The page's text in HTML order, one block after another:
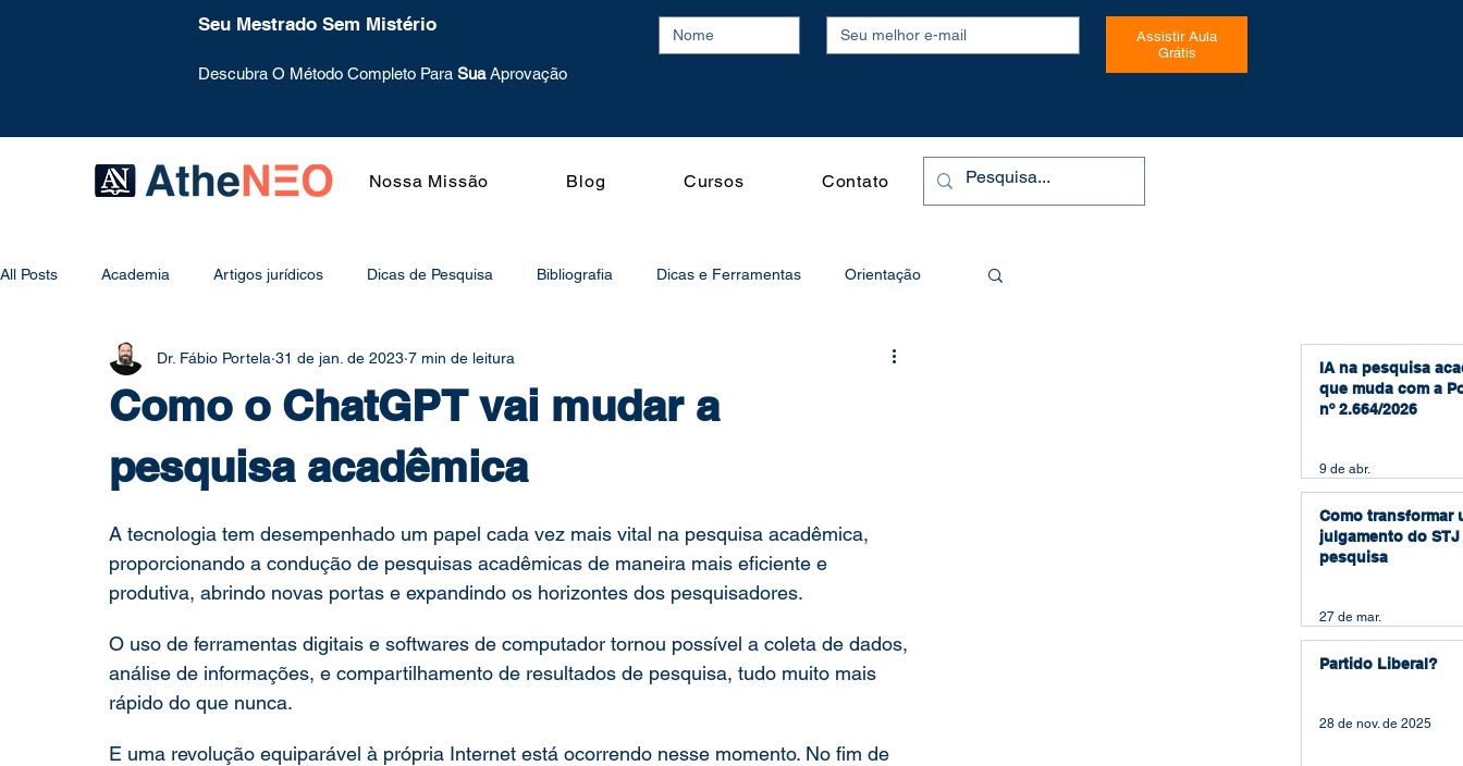
Seu Mestrado Sem Mistério
Descubra O Método Completo Para SuaAprovação
Assistir Aula
Grátis
Nossa Missão Blog Cursos Contato
All Posts Academia Artigos jurídicos Dicas de Pesquisa Bibliografia Dicas e Ferramentas Orientação
Mentoring Mural Metodologia Método de Estudo
Projeto de Pesquisa Redação
Pesquisa Acadêmica Direito e Tecnologia pós-graduação Mestrado Doutorado
Como o ChatGPT vai mudar a
pesquisa acadêmica
Dr. Fábio Portela 31 de jan. de 2023 7 min de leitura
A tecnologia tem desempenhado um papel cada vez mais vital na pesquisa acadêmica,
proporcionando a condução de pesquisas acadêmicas de maneira mais eficiente e
produtiva, abrindo novas portas e expandindo os horizontes dos pesquisadores.
O uso de ferramentas digitais e softwares de computador tornou possível a coleta de dados,
análise de informações, e compartilhamento de resultados de pesquisa, tudo muito mais
rápido do que nunca.
E uma revolução equiparável à própria Internet está ocorrendo nesse momento. No fim de
IA na pesquisa
que muda com a
nº 2.664/2026
9 de abr.
Como transformar
julgamento do STJ
pesquisa
27 de mar.
Partido Liberal?
28 de nov. de 2025